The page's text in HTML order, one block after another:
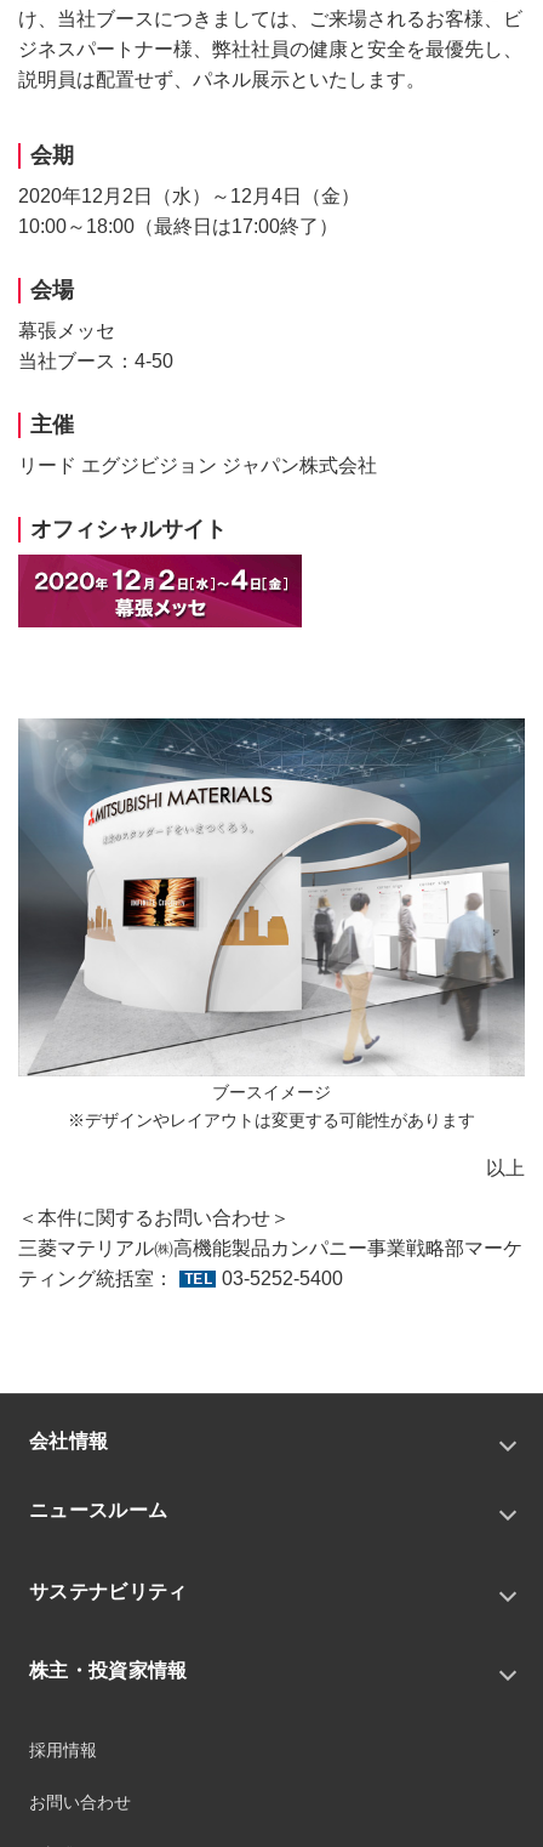
け、当社ブースにつきましては、ご来場されるお客様、ビ
ジネスパートナー様、弊社社員の健康と安全を最優先し、
説明員は配置せず、パネル展示といたします。
会期
2020年12月2日（水）～12月4日（金）
10:00～18:00（最終日は17:00終了）
会場
幕張メッセ
当社ブース：4-50
主催
リード エグジビジョン ジャパン株式会社
オフィシャルサイト
ブースイメージ
※デザインやレイアウトは変更する可能性があります
以上
＜本件に関するお問い合わせ＞
三菱マテリアル㈱高機能製品カンパニー事業戦略部マーケ
ティング統括室：
03-5252-5400
会社情報
会社概要
中期経営戦略
役員
事業
ニュースルーム
トピックス
IRニュース
サステナビリティ
環境
ガバナンス
マテリアリティ
株主・投資家情報
財務ハイライト
採用情報
お問い合わせ